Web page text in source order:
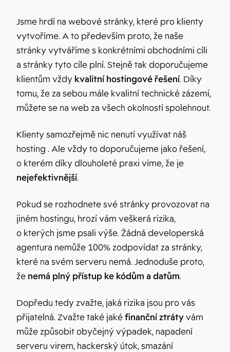
Jsme hrdí na webové stránky, které pro klienty
vytvoříme. A to především proto, že naše
stránky vytváříme s konkrétními obchodními cíli
a stránky tyto cíle plní. Stejně tak doporučujeme
klientům vždy kvalitní hostingové řešení. Díky
tomu, že za sebou mále kvalitní technické zázemí,
můžete se na web za všech okolností spolehnout.
Klienty samozřejmě nic nenutí využívat náš
hosting . Ale vždy to doporučujeme jako řešení,
o kterém díky dlouholeté praxi víme, že je
nejefektivnější.
Pokud se rozhodnete své stránky provozovat na
jiném hostingu, hrozí vám veškerá rizika,
o kterých jsme psali výše. Žádná developerská
agentura nemůže 100% zodpovídat za stránky,
které na svém serveru nemá. Jednoduše proto,
že nemá plný přístup ke kódům a datům.
Dopředu tedy zvažte, jaká rizika jsou pro vás
přijatelná. Zvažte také jakéfinanční ztrátyvám
může způsobit obyčejný výpadek, napadení
serveru virem, hackerský útok, smazání